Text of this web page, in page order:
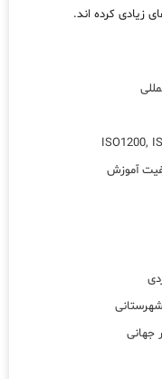
زیادی کرده اند.
جهانی